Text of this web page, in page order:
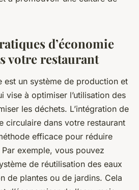
d’économie
votre restaurant
est un système de production et
vise à optimiser l’utilisation des
les déchets. L’intégration de
circulaire dans votre restaurant
efficace pour réduire
Par exemple, vous pouvez
de réutilisation des eaux
de plantes ou de jardins. Cela